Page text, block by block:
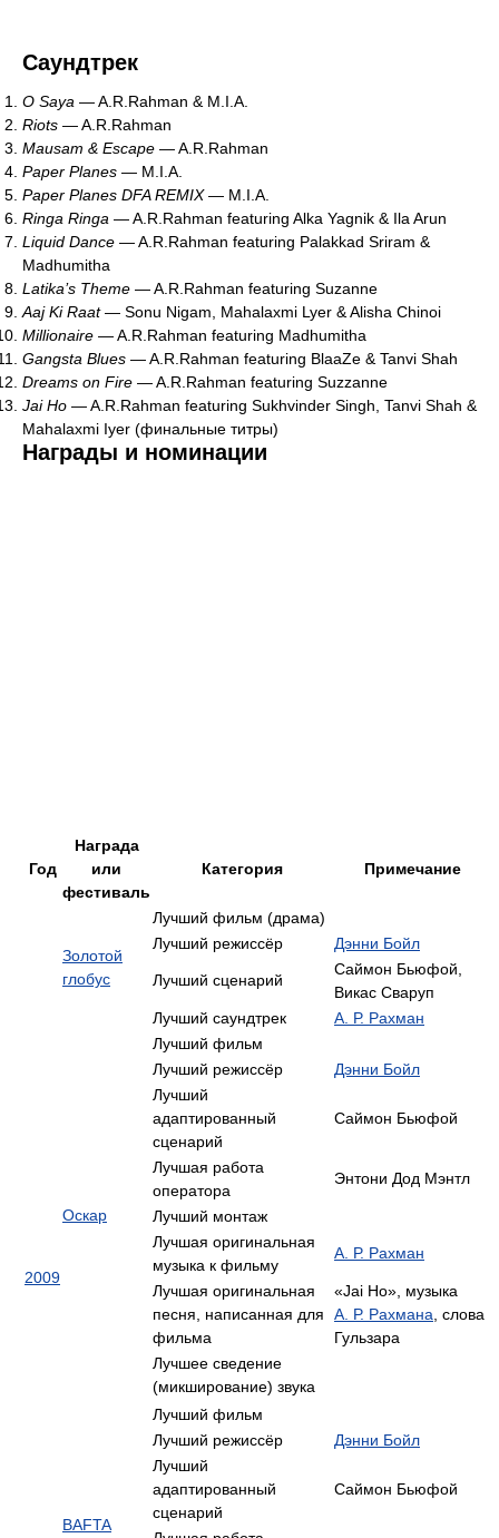
Саундтрек
O Saya — A.R.Rahman & M.I.A.
Riots — A.R.Rahman
Mausam & Escape — A.R.Rahman
Paper Planes — M.I.A.
Paper Planes DFA REMIX— M.I.A.
Ringa Ringa — A.R.Rahman featuring Alka Yagnik & Ila Arun
Liquid Dance — A.R.Rahman featuring Palakkad Sriram &
Madhumitha
Latika’s Theme — A.R.Rahman featuring Suzanne
Aaj Ki Raat— Sonu Nigam, Mahalaxmi Lyer & Alisha Chinoi
Millionaire — A.R.Rahman featuring Madhumitha
Gangsta Blues — A.R.Rahman featuring BlaaZe & Tanvi Shah
Dreams on Fire — A.R.Rahman featuring Suzzanne
Jai Ho — A.R.Rahman featuring Sukhvinder Singh, Tanvi Shah &
Mahalaxmi Iyer (финальные титры)
Награды и номинации
Год
Награда
или
фестиваль
Категория Примечание
2009
Золотой
глобус
Лучший фильм (драма)
Лучший режиссёр
Дэнни Бойл
Лучший сценарий
Саймон Бьюфой,
Викас Сваруп
Лучший саундтрек
А. Р. Рахман
Оскар
Лучший фильм
Лучший режиссёр
Дэнни Бойл
Лучший
адаптированный
сценарий
Саймон Бьюфой
Лучшая работа
оператора
Энтони Дод Мэнтл
Лучший монтаж
Лучшая оригинальная
музыка к фильму
А. Р. Рахман
Лучшая оригинальная
песня, написанная для
фильма
«Jai Ho», музыка
А. Р. Рахмана , слова
Гульзара
Лучшее сведение
(микширование) звука
BAFTA
Лучший фильм
Лучший режиссёр
Дэнни Бойл
Лучший
адаптированный
сценарий
Саймон Бьюфой